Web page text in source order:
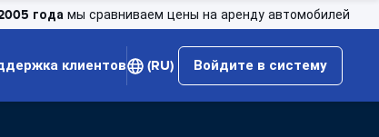
года мы сравниваем цены на аренду автомобилей
клиентов (RU) Войдите в систему